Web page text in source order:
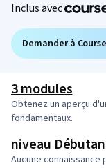
Inclus avec
Demander à
3 modules
Obtenez un aperçu
fondamentaux.
niveau
Aucune connaissance